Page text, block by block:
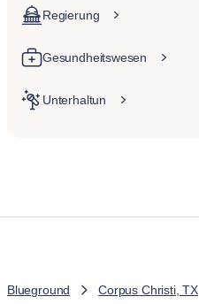
Regierung
Gesundheitswesen
Unterhaltun
Blueground Corpus Christi, TX